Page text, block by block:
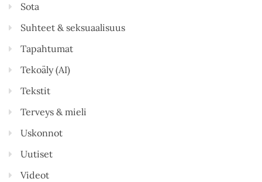
Sota
Suhteet & seksuaalisuus
Tapahtumat
Tekoäly (AI)
Tekstit
Terveys & mieli
Uskonnot
Uutiset
Videot